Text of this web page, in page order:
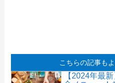
こちらの記事も
【2024年最